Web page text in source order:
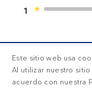
1
Este sitio web usa
Al utilizar nuestro
acuerdo con nuestra